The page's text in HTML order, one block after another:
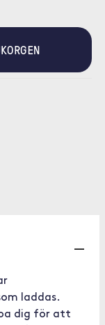
laddas.
dig för att